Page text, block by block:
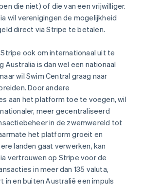
die niet) of die van een vrijwilliger.
wil verenigingen de mogelijkheid
direct via Stripe te betalen.
ook om internationaal uit te
Australia is dan wel een nationaal
wil Swim Central graag naar
Door andere
aan het platform toe te voegen, wil
meer gecentraliseerd
in de zwemwereld tot
het platform groeit en
landen gaat verwerken, kan
vertrouwen op Stripe voor de
in meer dan 135 valuta,
in en buiten Australië een impuls